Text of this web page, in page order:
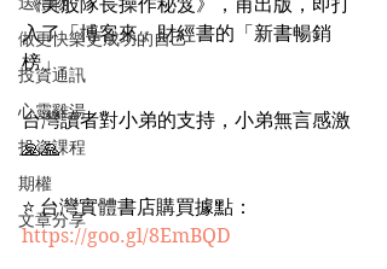
做更快樂更成功的自己
投資通訊
心靈雞湯
投資課程
期權
文章分享
入了「博客來」財經書的「新書暢銷
榜」
台灣讀者對小弟的支持，小弟無言感激
🙏🙏
⭐ 台灣實體書店購買據點：
https://goo.gl/8EmBQD